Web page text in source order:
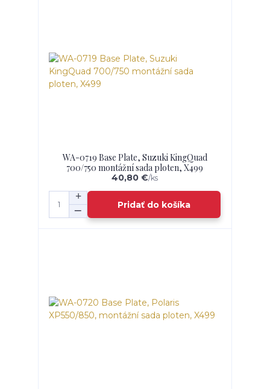
WA-0719 Base Plate, Suzuki KingQuad
700/750 montážní sada ploten, X499
40,80 €/ks
Pridať do košíka